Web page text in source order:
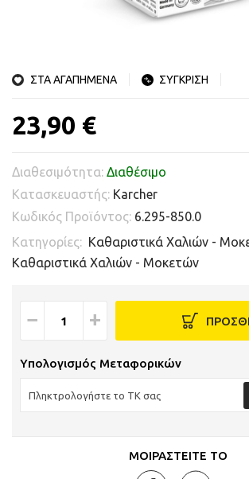
ΣΤΑ ΑΓΑΠΗΜΕΝΑ ΣΥΓΚΡΙΣΗ
23,90 €
Διαθεσιμότητα: Διαθέσιμο
Κατασκευαστής: Karcher
Κωδικός Προϊόντος: 6.295-850.0
Κατηγορίες: Καθαριστικά Χαλιών -
Καθαριστικά Χαλιών - Μοκετών
− +
Υπολογισμός Μεταφορικών
ΜΟΙΡΑΣΤΕΙΤΕ ΤΟ